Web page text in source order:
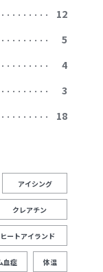
12
5
4
3
18
アイシング
クレアチン
ヒートアイランド
血症 体温